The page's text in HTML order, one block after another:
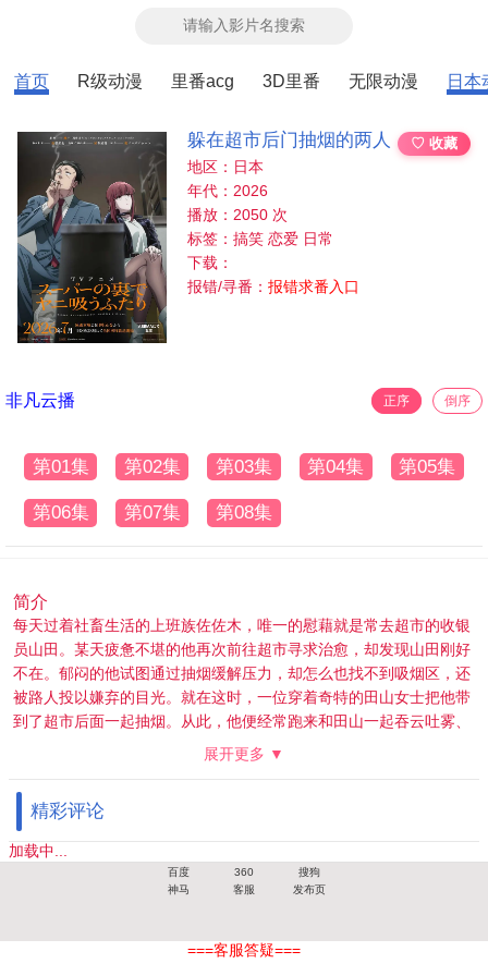
首页 R级动漫 里番acg 3D里番 无限动漫 日本
躲在超市后门抽烟的两人
♡ 收藏
地区：日本
年代：2026
播放：2050 次
标签：搞笑 恋爱 日常
下载：
报错/寻番：报错求番入口
非凡云播 正序 倒序
第01集 第02集 第03集 第04集 第05集
第06集 第07集 第08集
简介
每天过着社畜生活的上班族佐佐木，唯一的慰藉就是常去超市的收银
员山田。某天疲惫不堪的他再次前往超市寻求治愈，却发现山田刚好
不在。郁闷的他试图通过抽烟缓解压力，却怎么也找不到吸烟区，还
被路人投以嫌弃的目光。就在这时，一位穿着奇特的田山女士把他带
到了超市后面一起抽烟。从此，他便经常跑来和田山一起吞云吐雾、
谈天说地。然而这位田山女士的真实身份竟然是....
展开更多 ▼
精彩评论
加载中...
百度 360
搜狗
神马
客服 发布页
===客服答疑===